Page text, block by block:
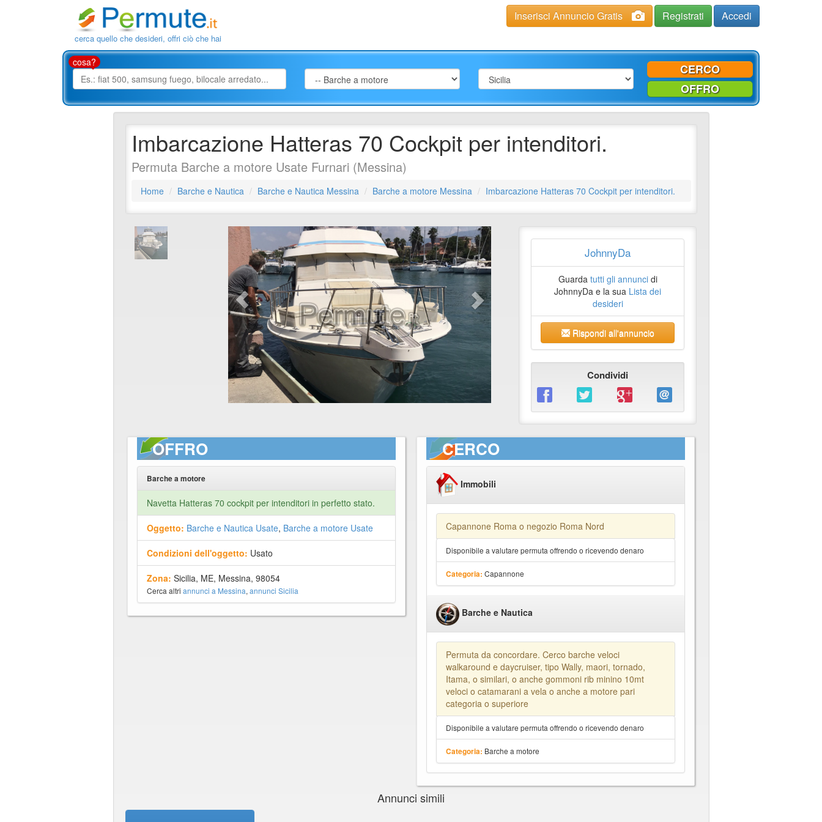
cerca quello che desideri, offri ciò che hai
Inserisci Annuncio Gratis Registrati Accedi
cosa?
CERCO
OFFRO
Imbarcazione Hatteras 70 Cockpit per intenditori.
Permuta Barche a motore Usate Furnari (Messina)
Home Barche e Nautica Barche e Nautica Messina Barche a motore Messina Imbarcazione Hatteras 70 Cockpit per intenditori.
JohnnyDa
Guarda tutti gli annuncidi
JohnnyDa e la sua Lista dei
desideri
Rispondi all'annuncio
Condividi
OFFRO
Barche a motore
Navetta Hatteras 70 cockpit per intenditori in perfetto stato.
Oggetto: Barche e Nautica Usate, Barche a motore Usate
Condizioni dell'oggetto: Usato
Zona: Sicilia, ME, Messina, 98054
Cerca altri annunci a Messina, annunci Sicilia
CERCO
Immobili
Capannone Roma o negozio Roma Nord
Disponibile a valutare permuta offrendo o ricevendo denaro
Categoria: Capannone
Barche e Nautica
Permuta da concordare. Cerco barche veloci
walkaround e daycruiser, tipo Wally, maori, tornado,
Itama, o similari, o anche gommoni rib minino 10mt
veloci o catamarani a vela o anche a motore pari
categoria o superiore
Disponibile a valutare permuta offrendo o ricevendo denaro
Categoria: Barche a motore
Annunci simili